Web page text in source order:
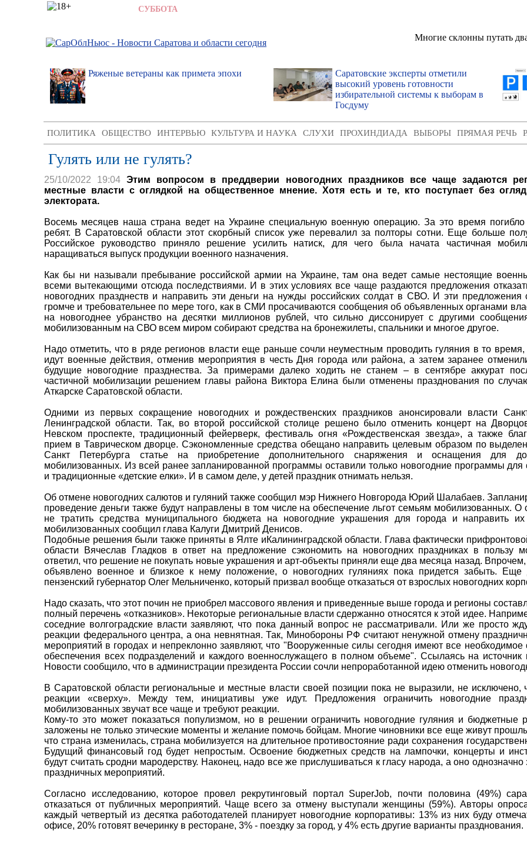
8 АВГУСТА 2026, СУББОТА
Многие склонны путать
Ряженые ветераны как примета эпохи
Саратовские эксперты отметили
высокий уровень готовности
избирательной системы к выборам в
Госдуму
ПОЛИТИКА ОБЩЕСТВО ИНТЕРВЬЮ КУЛЬТУРА И НАУКА СЛУХИ ПРОХИНДИАДА ВЫБОРЫ ПРЯМАЯ РЕЧЬ
Гулять или не гулять?
25/10/2022 19:04 Этим вопросом в преддверии новогодних праздников все чаще задаются
местные власти с оглядкой на общественное мнение. Хотя есть и те, кто поступает без
электората.
Восемь месяцев наша страна ведет на Украине специальную военную операцию. За это время
ребят. В Саратовской области этот скорбный список уже перевалил за полторы сотни. Еще больше
Российское руководство приняло решение усилить натиск, для чего была начата частичная
наращиваться выпуск продукции военного назначения.
Как бы ни называли пребывание российской армии на Украине, там она ведет самые нестоящие
всеми вытекающими отсюда последствиями. И в этих условиях все чаще раздаются предложения
новогодних празднеств и направить эти деньги на нужды российских солдат в СВО. И эти предложения
громче и требовательнее по мере того, как в СМИ просачиваются сообщения об объявленных органами
на новогоднее убранство на десятки миллионов рублей, что сильно диссонирует с другими
мобилизованным на СВО всем миром собирают средства на бронежилеты, спальники и многое другое.
Надо отметить, что в ряде регионов власти еще раньше сочли неуместным проводить гуляния в то время,
идут военные действия, отменив мероприятия в честь Дня города или района, а затем заранее
будущие новогодние празднества. За примерами далеко ходить не станем – в сентябре аккурат
частичной мобилизации решением главы района Виктора Елина были отменены празднования по
Аткарске Саратовской области.
Одними из первых сокращение новогодних и рождественских праздников анонсировали власти
Ленинградской области. Так, во второй российской столице решено было отменить концерт на
Невском проспекте, традиционный фейерверк, фестиваль огня «Рождественская звезда», а также
прием в Таврическом дворце. Сэкономленные средства обещано направить целевым образом по
Санкт Петербурга статье на приобретение дополнительного снаряжения и оснащения для
мобилизованных. Из всей ранее запланированной программы оставили только новогодние программы для
и традиционные «детские елки». И в самом деле, у детей праздник отнимать нельзя.
Об отмене новогодних салютов и гуляний также сообщил мэр Нижнего Новгорода Юрий Шалабаев.
проведение деньги также будут направлены в том числе на обеспечение льгот семьям мобилизованных.
не тратить средства муниципального бюджета на новогодние украшения для города и направить
мобилизованных сообщил глава Калуги Дмитрий Денисов.
Подобные решения были также приняты в Ялте иКалининградской области. Глава фактически
области Вячеслав Гладков в ответ на предложение сэкономить на новогодних праздниках в пользу
ответил, что решение не покупать новые украшения и арт-объекты приняли еще два месяца назад. Впрочем,
объявлено военное и близкое к нему положение, о новогодних гуляниях пока придется забыть.
пензенский губернатор Олег Мельниченко, который призвал вообще отказаться от взрослых новогодних
Надо сказать, что этот почин не приобрел массового явления и приведенные выше города и регионы
полный перечень «отказников». Некоторые региональные власти сдержанно относятся к этой идее.
соседние волгоградские власти заявляют, что пока данный вопрос не рассматривали. Или же просто
реакции федерального центра, а она невнятная. Так, Минобороны РФ считают ненужной отмену
мероприятий в городах и непреклонно заявляют, что "Вооруженные силы сегодня имеют все
обеспечения всех подразделений и каждого военнослужащего в полном объеме". Ссылаясь на
Новости сообщило, что в администрации президента России сочли непроработанной идею отменить
В Саратовской области региональные и местные власти своей позиции пока не выразили, не исключено,
реакции «сверху». Между тем, инициативы уже идут. Предложения ограничить новогодние
мобилизованных звучат все чаще и требуют реакции.
Кому-то это может показаться популизмом, но в решении ограничить новогодние гуляния и бюджетные
заложены не только этические моменты и желание помочь бойцам. Многие чиновники все еще живут
что страна изменилась, страна мобилизуется на длительное противостояние ради сохранения
Будущий финансовый год будет непростым. Освоение бюджетных средств на лампочки, концерты и
будут считать сродни мародерству. Наконец, надо все же прислушиваться к гласу народа, а оно однозначно
праздничных мероприятий.
Согласно исследованию, которое провел рекрутинговый портал SuperJob, почти половина (49%)
отказаться от публичных мероприятий. Чаще всего за отмену выступали женщины (59%). Авторы
каждый четвертый из десятка работодателей планирует новогодние корпоративы: 13% из них буду
офисе, 20% готовят вечеринку в ресторане, 3% - поездку за город, у 4% есть другие варианты празднования.